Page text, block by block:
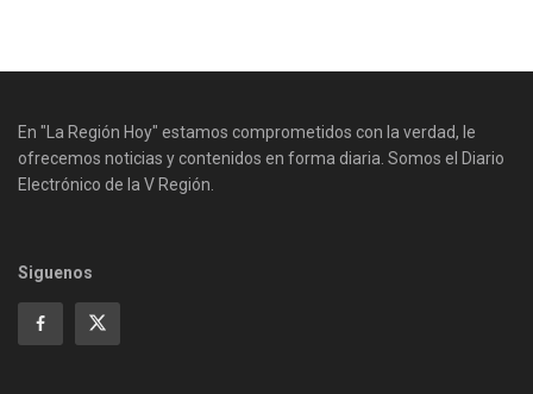
En "La Región Hoy" estamos comprometidos con la verdad, le
ofrecemos noticias y contenidos en forma diaria. Somos el Diario
Electrónico de la V Región.
Siguenos